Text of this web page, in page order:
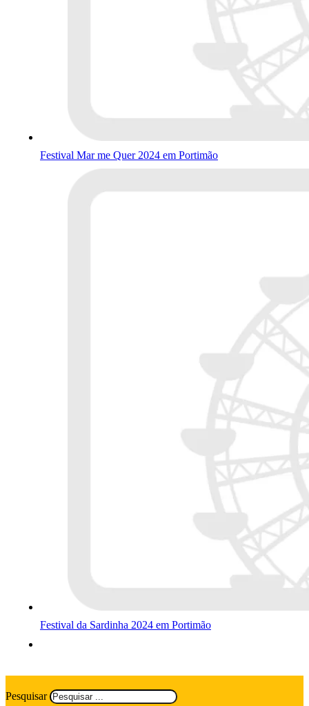
Festival Mar me Quer 2024 em Portimão
Festival da Sardinha 2024 em Portimão
Pesquisar